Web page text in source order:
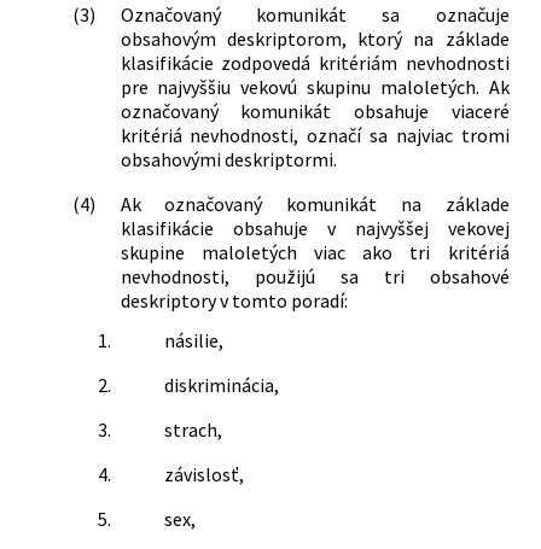
(3)
Označovaný komunikát sa označuje
obsahovým deskriptorom, ktorý na základe
klasifikácie zodpovedá kritériám nevhodnosti
pre najvyššiu vekovú skupinu maloletých. Ak
označovaný komunikát obsahuje viaceré
kritériá nevhodnosti, označí sa najviac tromi
obsahovými deskriptormi.
(4)
Ak označovaný komunikát na základe
klasifikácie obsahuje v najvyššej vekovej
skupine maloletých viac ako tri kritériá
nevhodnosti, použijú sa tri obsahové
deskriptory v tomto poradí:
1.
násilie,
2.
diskriminácia,
3.
strach,
4.
závislosť,
5.
sex,